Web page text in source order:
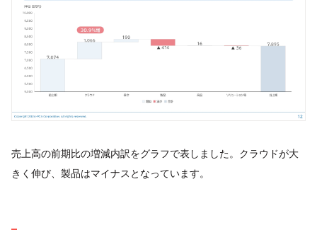
売上高の前期比の増減内訳をグラフで表しました。クラウドが大
きく伸び、製品はマイナスとなっています。